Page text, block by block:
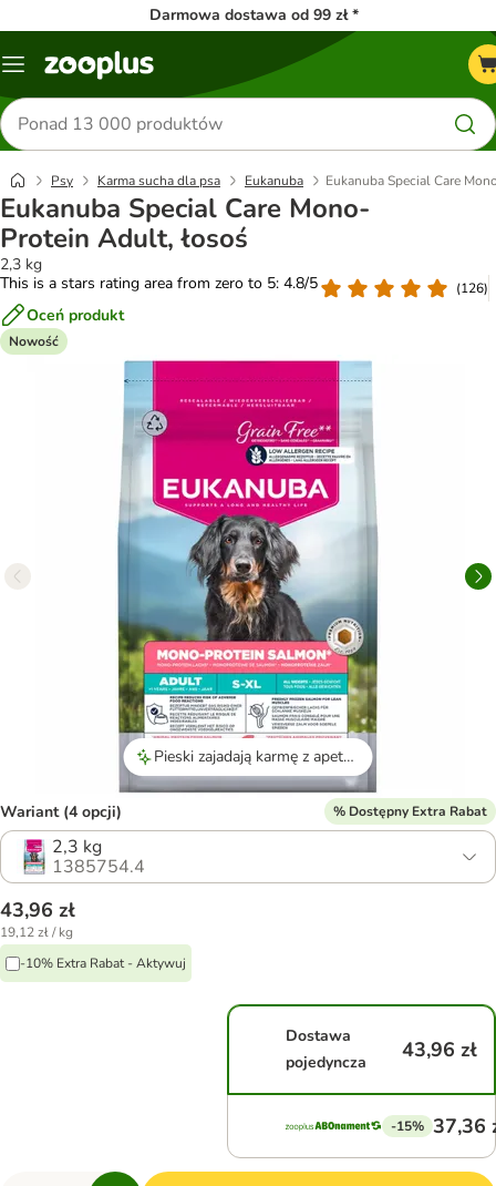
Darmowa dostawa od 99 zł *
Menu
Szukaj
produktów
Psy Karma sucha dla psa Eukanuba Eukanuba Special Care
Eukanuba Special Care Mono-
Protein Adult, łosoś
2,3 kg
This is a stars rating area from zero to 5: 4.8/5
(126)
Oceń produkt
Nowość
Pieski zajadają karmę z apetytem, co świadczy o jej wysokiej smakowitości.
Wariant (4 opcji) % Dostępny Extra Rabat
2,3 kg
1385754.4
43,96 zł
19,12 zł / kg
-10% Extra Rabat - Aktywuj
Dostawa
pojedyncza
43,96 zł
-15% 37,36